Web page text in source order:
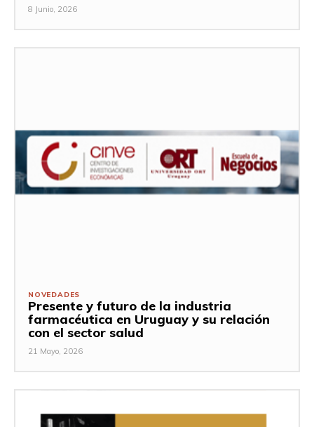
8 Junio, 2026
NOVEDADES
Presente y futuro de la industria
farmacéutica en Uruguay y su relación
con el sector salud
21 Mayo, 2026